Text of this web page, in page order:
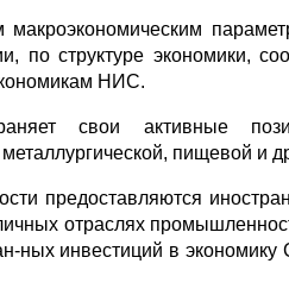
макроэкономическим
по структуре экономики,
НИС.
свои активные
пищевой и
предоставляются
отраслях
ных инвестиций в